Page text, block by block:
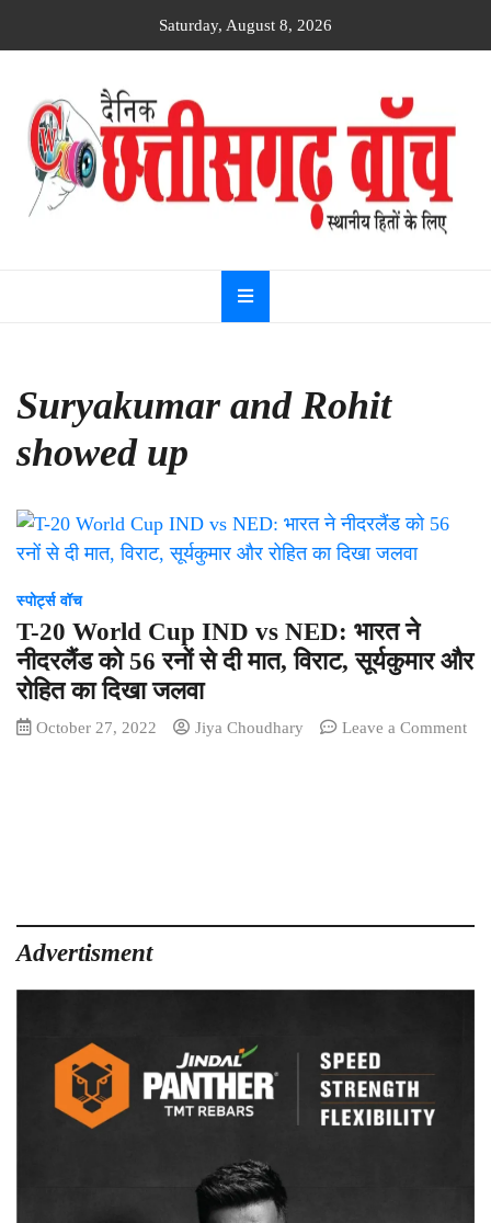
Saturday, August 8, 2026
Dainik
Chhattisgarh
watch
Suryakumar and Rohit
showed up
स्पोर्ट्स वॉच
T-20 World Cup IND vs NED: भारत ने
नीदरलैंड को 56 रनों से दी मात, विराट, सूर्यकुमार और
रोहित का दिखा जलवा
October 27, 2022 Jiya Choudhary
Leave a Comment
भारत
ने
नीदरलैंड
Advertisment